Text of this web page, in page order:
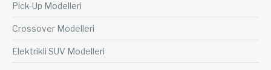
Pick-Up Modelleri
Crossover Modelleri
Elektrikli SUV Modelleri